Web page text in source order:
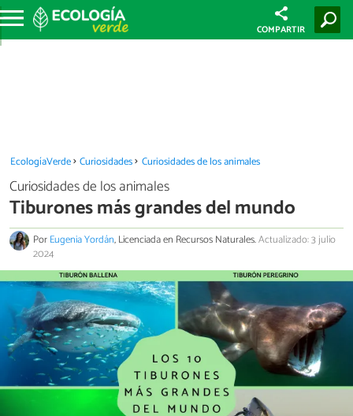
COMPARTIR
EcologíaVerde Curiosidades Curiosidades de los animales
Curiosidades de los animales
Tiburones más grandes del mundo
PorEugenia Yordán, Licenciada en Recursos Naturales.Actualizado: 3 julio
2024